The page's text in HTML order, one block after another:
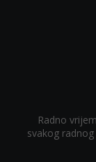
Radno
svakog